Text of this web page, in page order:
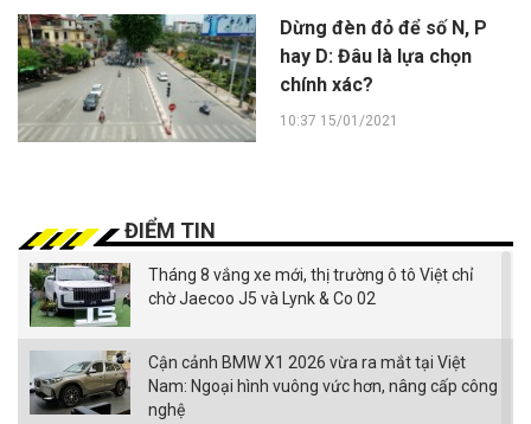
Dừng đèn đỏ để số N, P
hay D: Đâu là lựa chọn
chính xác?
10:37 15/01/2021
ĐIỂM TIN
Tháng 8 vắng xe mới, thị trường ô tô Việt chỉ
chờ Jaecoo J5 và Lynk & Co 02
Cận cảnh BMW X1 2026 vừa ra mắt tại Việt
Nam: Ngoại hình vuông vức hơn, nâng cấp công
nghệ